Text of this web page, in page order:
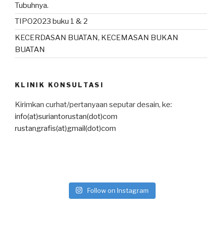
Tubuhnya.
TIPO2023 buku 1 & 2
KECERDASAN BUATAN, KECEMASAN BUKAN
BUATAN
KLINIK KONSULTASI
Kirimkan curhat/pertanyaan seputar desain, ke:
info(at)suriantorustan(dot)com
rustangrafis(at)gmail(dot)com
Follow on Instagram